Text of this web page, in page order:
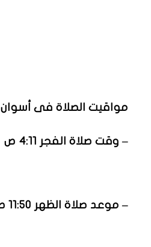
مواقيت الصلاة فى أسوان
– وقت صلاة الفجر 4:11 ص
– موعد صلاة الظهر 11:50 ص